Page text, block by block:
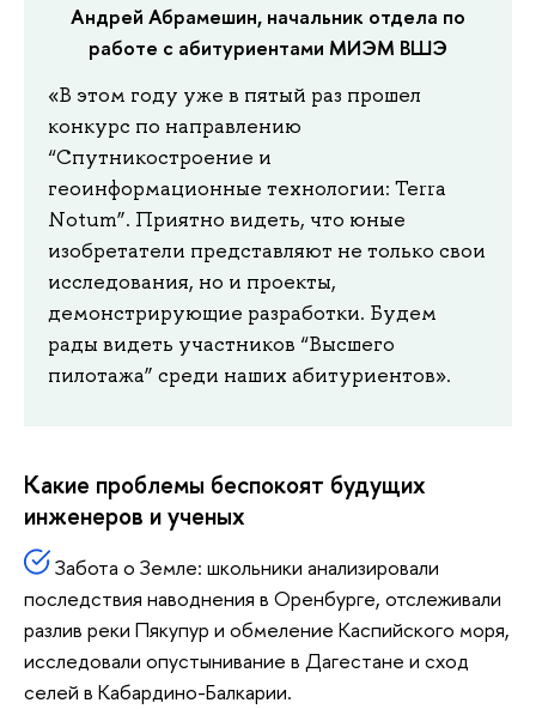
Андрей Абрамешин, начальник отдела по
работе с абитуриентами МИЭМ ВШЭ
«В этом году уже в пятый раз прошел
конкурс по направлению
“Спутникостроение и
геоинформационные технологии: Terra
Notum”. Приятно видеть, что юные
изобретатели представляют не только свои
исследования, но и проекты,
демонстрирующие разработки. Будем
рады видеть участников “Высшего
пилотажа” среди наших абитуриентов».
Какие проблемы беспокоят будущих
инженеров и ученых
Забота о Земле: школьники анализировали
последствия наводнения в Оренбурге, отслеживали
разлив реки Пякупур и обмеление Каспийского моря,
исследовали опустынивание в Дагестане и сход
селей в Кабардино-Балкарии.